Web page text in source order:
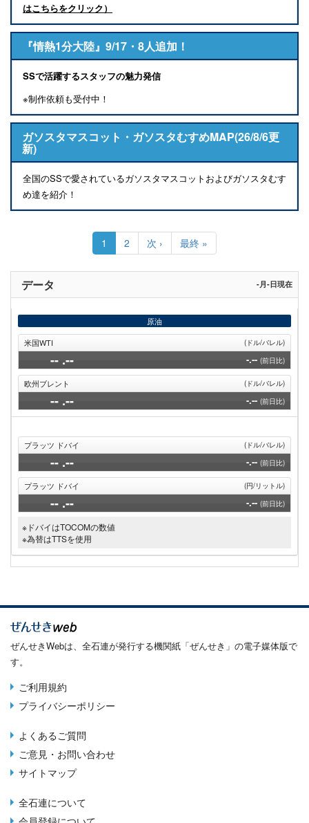
はこちらをクリック）
『情熱1分大陸』9/17・8人追加！
SSで活躍するスタッフの魅力発信
※制作依頼も受付中！
ガソスタマスコット・ガソスタむすめMAP(26/8/6更
新)
全国のSSで愛されているガソスタマスコットおよびガソスタむす
め達を紹介！
送
り
カ
レ
ン
ペ
1 Page
2
次
ペ
ー
次 ›
最
終
ペ
ジ
最終 »
データ -月-日現在
原油
米国WTI
(ドル/バレル)
-- .-- -.-- (前日比)
欧州ブレント (ドル/バレル)
-- .-- -.-- (前日比)
プラッツ ドバイ (ドル/バレル)
-- .-- -.-- (前日比)
プラッツ ドバイ (円/リットル)
-- .-- -.-- (前日比)
※ドバイはTOCOMの数値
※為替はTTSを使用
ぜんせきWebは、全石連が発行する機関紙「ぜんせき」の電子媒体版で
す。
Terms
menu
ご利用規約
プライバシーポリシー
Footer
menu
よくあるご質問
ご意見・お問い合わせ
サイトマップ
About
全石連について